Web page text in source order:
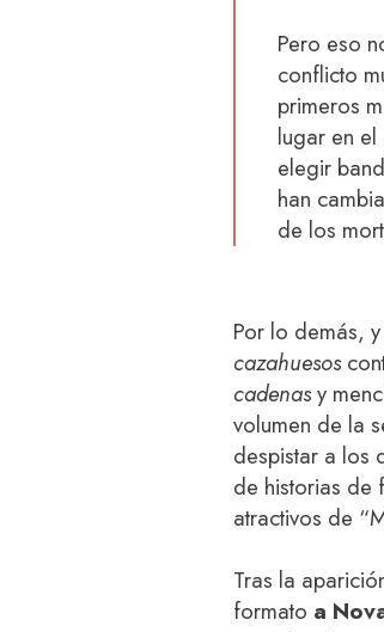
Pero eso
conflicto
primeros
lugar en
elegir
han
de los
Por lo demás,
cazahuesos
cadenasy
volumen de la
despistar a los
de historias de
atractivos de
Tras la
formato a